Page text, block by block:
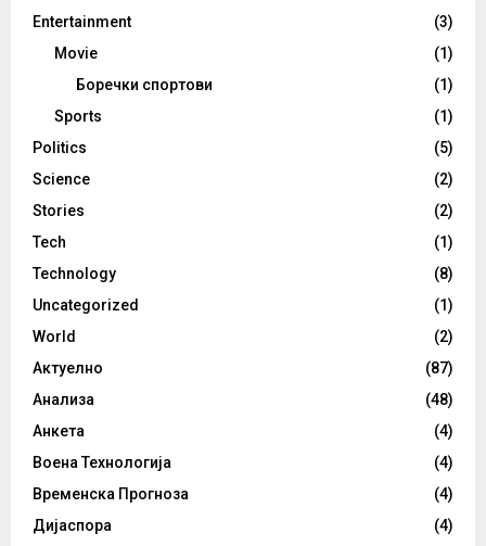
Entertainment
(3)
Movie
(1)
Боречки спортови
(1)
Sports
(1)
Politics
(5)
Science
(2)
Stories
(2)
Tech
(1)
Technology
(8)
Uncategorized
(1)
World
(2)
Актуелно
(87)
Анализа
(48)
Анкета
(4)
Воена Технологија
(4)
Временска Прогноза
(4)
Дијаспора
(4)